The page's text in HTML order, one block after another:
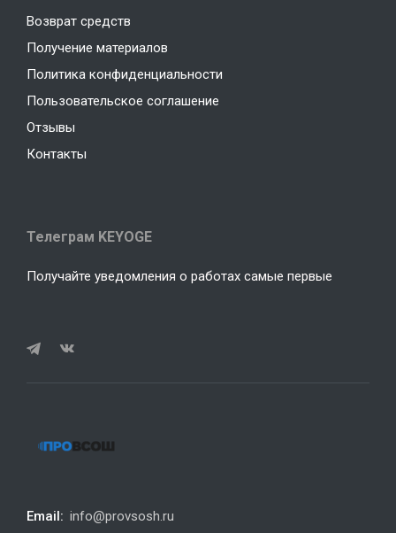
Возврат средств
Получение материалов
Политика конфиденциальности
Пользовательское соглашение
Отзывы
Контакты
Телеграм KEYOGE
Получайте уведомления о работах самые первые
Email: info@provsosh.ru